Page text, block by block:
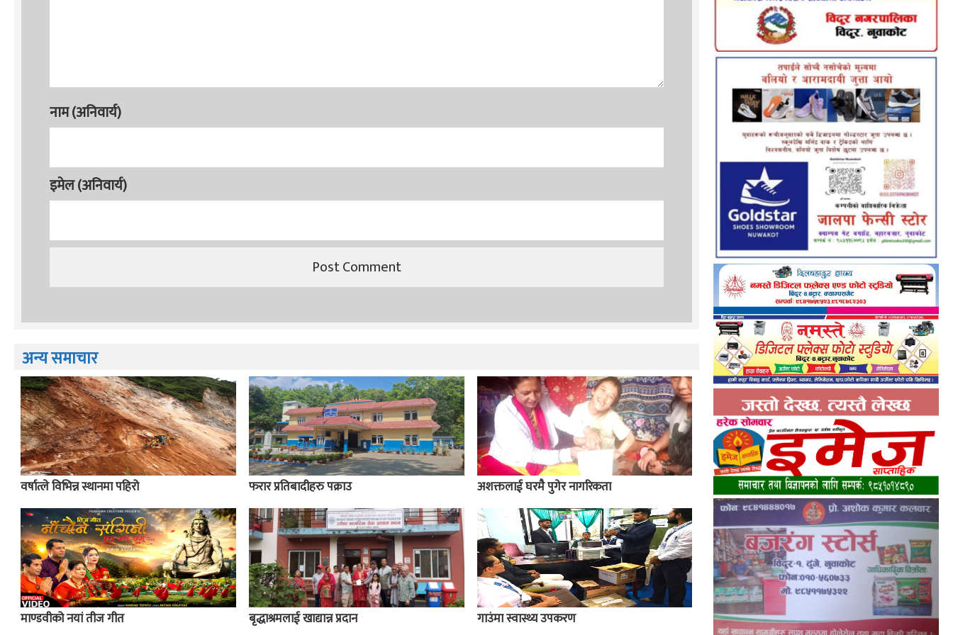
नाम (अनिवार्य)
इमेल (अनिवार्य)
अन्य समाचार
वर्षात्ले विभिन्न स्थानमा पहिरो फरार प्रतिबादीहरु पक्राउ अशक्तलाई घरमै पुगेर नागरिकता
माण्डवीको नयां तीज गीत बृद्धाश्रमलाई खाद्यान्न प्रदान गाउंमा स्वास्थ्य उपकरण